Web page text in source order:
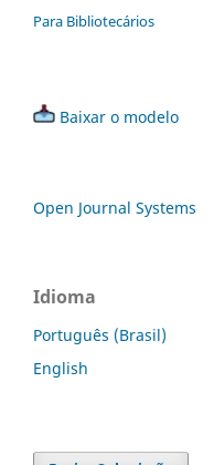
Para Bibliotecários
Baixar o modelo
Open Journal Systems
Idioma
Português (Brasil)
English